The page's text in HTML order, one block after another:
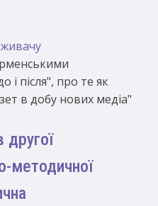
і після", про те як
в добу нових медіа"
другої
методичної